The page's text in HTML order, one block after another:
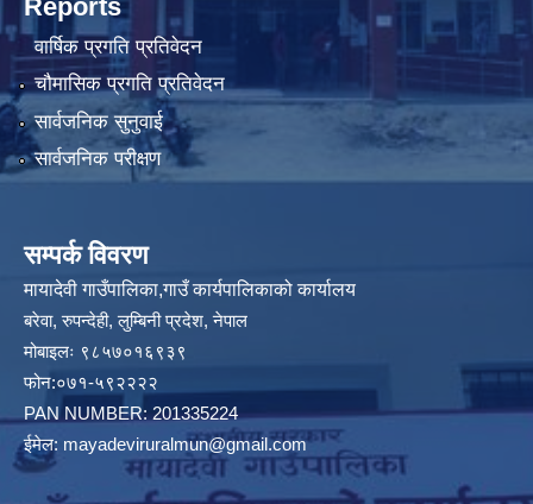
Reports
वार्षिक प्रगति प्रतिवेदन
चौमासिक प्रगति प्रतिवेदन
सार्वजनिक सुनुवाई
सार्वजनिक परीक्षण
सम्पर्क विवरण
मायादेवी गाउँपालिका,गाउँ कार्यपालिकाको कार्यालय
बरेवा, रुपन्देही, लुम्बिनी प्रदेश, नेपाल
मोबाइलः ९८५७०१६९३९
फोन:०७१-५९२२२२
PAN NUMBER: 201335224
ईमेल: mayadeviruralmun@gmail.com